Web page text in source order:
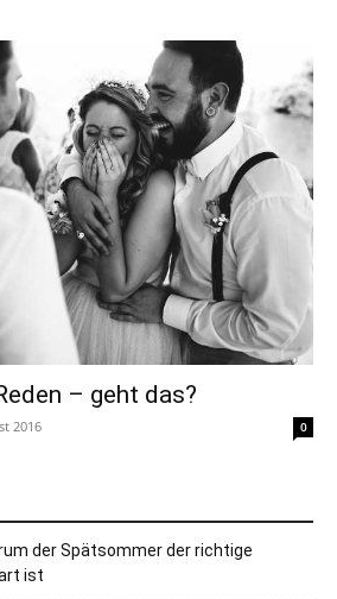
– geht das?
2016 0
der Spätsommer der richtige
ist